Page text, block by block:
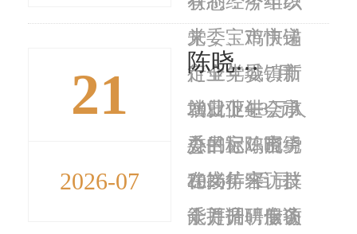
党委、市快递
行业党委、市
就业促进会承
办的宝鸡市
2026年“百日
千万招聘专项
来，宝鸡市锚
定全年城镇新
增就业4.3万人
总目标，围绕
稳岗扩容、技
能提升、服务
21
2026-07
陈晓勇接访并调研信访积案化解工作 7月
20日下午，市
委书记陈晓勇
在接待来访群
众并调研信访